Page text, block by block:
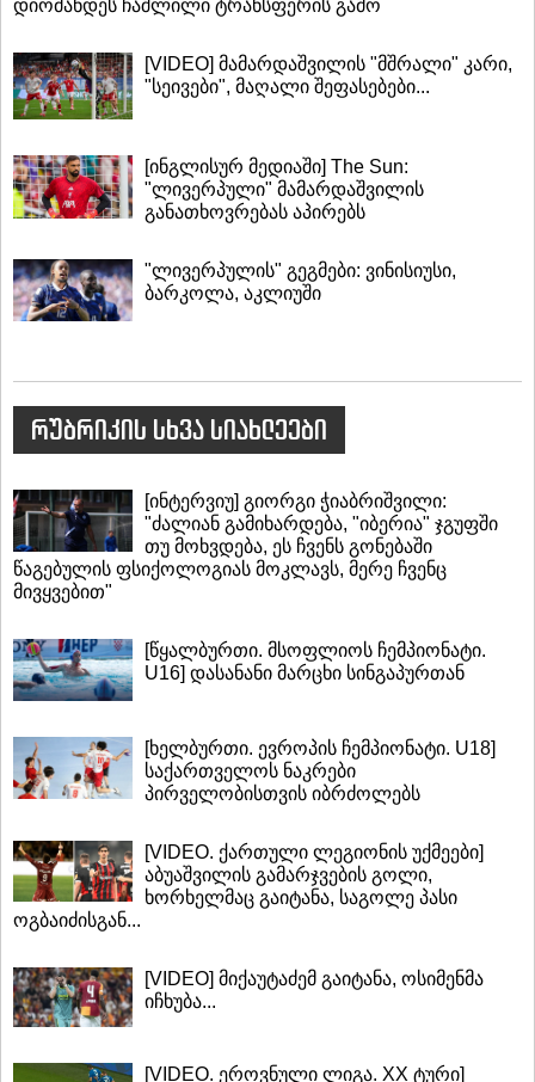
დიომანდეს ჩაშლილი ტრანსფერის გამო
[VIDEO] მამარდაშვილის "მშრალი" კარი,
"სეივები", მაღალი შეფასებები...
[ინგლისურ მედიაში] The Sun:
"ლივერპული" მამარდაშვილის
განათხოვრებას აპირებს
"ლივერპულის" გეგმები: ვინისიუსი,
ბარკოლა, აკლიუში
რუბრიკის სხვა სიახლეები
[ინტერვიუ] გიორგი ჭიაბრიშვილი:
"ძალიან გამიხარდება, "იბერია" ჯგუფში
თუ მოხვდება, ეს ჩვენს გონებაში
წაგებულის ფსიქოლოგიას მოკლავს, მერე ჩვენც
მივყვებით"
[წყალბურთი. მსოფლიოს ჩემპიონატი.
U16] დასანანი მარცხი სინგაპურთან
[ხელბურთი. ევროპის ჩემპიონატი. U18]
საქართველოს ნაკრები
პირველობისთვის იბრძოლებს
[VIDEO. ქართული ლეგიონის უქმეები]
აბუაშვილის გამარჯვების გოლი,
ხორხელმაც გაიტანა, საგოლე პასი
ოგბაიძისგან...
[VIDEO] მიქაუტაძემ გაიტანა, ოსიმენმა
იჩხუბა...
[VIDEO. ეროვნული ლიგა. XX ტური]